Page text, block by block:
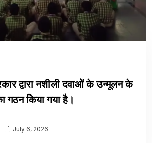
द्वारा नशीली दवाओं के उन्मूलन के
गठन किया गया है।
July 6, 2026